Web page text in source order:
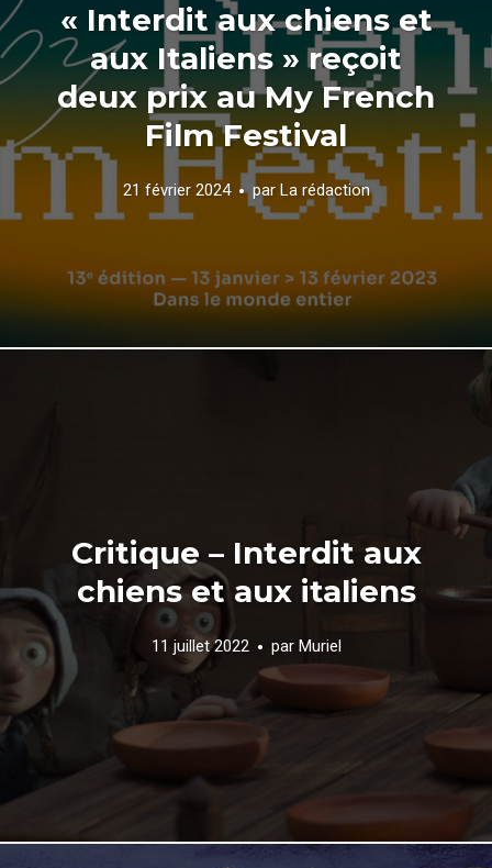
« Interdit aux chiens et
aux Italiens » reçoit
deux prix au My French
Film Festival
21 février 2024 par La rédaction
Critique – Interdit aux
chiens et aux italiens
11 juillet 2022 par Muriel